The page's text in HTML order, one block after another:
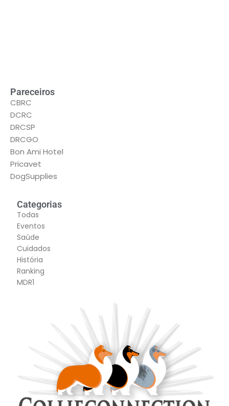
Pareceiros
CBRC
DCRC
DRCSP
DRCGO
Bon Ami Hotel
Pricavet
DogSupplies
Categorias
Todas
Eventos
Saúde
Cuidados
História
Ranking
MDR1